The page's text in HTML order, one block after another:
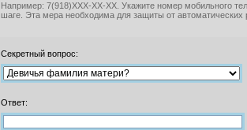
Например: 7(918)XXX-XX-XX. Укажите номер мобильного
шаге. Эта мера необходима для защиты от автоматических
Секретный вопрос:
Ответ: